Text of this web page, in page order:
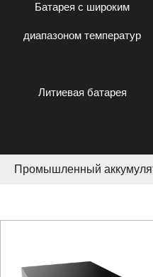
Батарея с широким
диапазоном температур
Литиевая батарея